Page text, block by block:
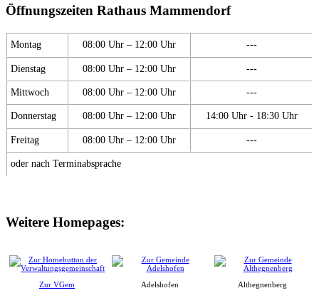
Öffnungszeiten Rathaus Mammendorf
Montag 08:00 Uhr – 12:00 Uhr ---
Dienstag 08:00 Uhr – 12:00 Uhr ---
Mittwoch 08:00 Uhr – 12:00 Uhr ---
Donnerstag 08:00 Uhr – 12:00 Uhr 14:00 Uhr - 18:30 Uhr
Freitag 08:00 Uhr – 12:00 Uhr ---
oder nach Terminabsprache
Weitere Homepages:
Zur VGem Adelshofen Althegnenberg